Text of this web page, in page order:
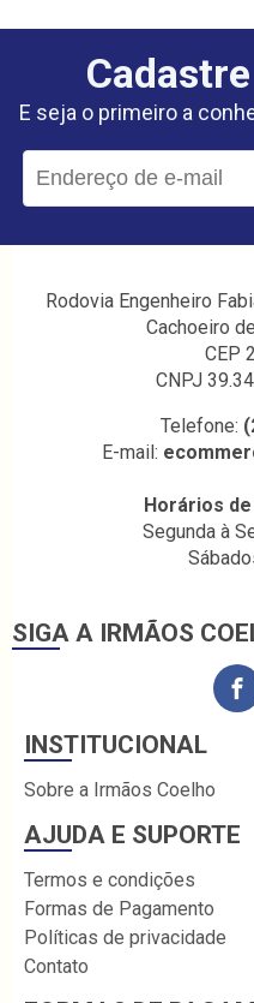
E seja o primeiro a
Rodovia Engenheiro
Cachoeiro
CEP
CNPJ
Telefone:
E-mail:
Horários
Segunda à
SIGA A IRMÃOS
INSTITUCIONAL
Sobre a Irmãos Coelho
AJUDA E SUPORTE
Termos e condições
Formas de Pagamento
Políticas de privacidade
Contato